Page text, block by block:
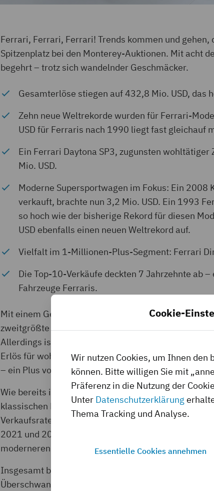
Ferrari, Ferrari, Ferrari! Trends kommen und
Spitzenplatz bei den Monterey-Auktionen. Mit acht
begehrt – trotz sich wandelnder Geschmäcker.
Gesamterlöse stiegen auf 432,8 Mio. USD,
Zehn neue Weltrekorde wurden für Ferrari-
USD für Ferraris nach 1990 liegt fast gleichauf
Ein Ferrari Daytona SP3, zugunsten
Mio. USD.
Moderne Supersportwagen im Fokus: Ein 2008
verkauft, brachte nun 3,2 Mio. USD. Ein 1993
so hoch wie der bisherige Rekord für diesen
USD ebenfalls einen neuen Weltrekord auf.
Vielfalt im 1-Millionen-Plus-Segment: Ferrari
Die Top-10-Verkäufe deckten 7 Jahrzehnte ab
Fahrzeuge Ferraris.
Mit einem Gesamtergebnis von 432,8 Mio. USD
zweitgrößte Monterey-Auktion aller Zeiten, nur
Allerdings ist zu beachten: Der Spitzenverkauf war
Erlös für wohltätige Zwecke bestimmt war. Ohne
– ein Plus von lediglich 4% gegenüber 2024.
Wie bereits in den letzten Jahren setzten moderne
klassischen Ferraris – den „Pablo Picassos“ der
Verkaufsrate klassischer Ferraris 2024 auf 51%
2021 und 2023), erholte sie sich 2025 auf 65%.
moderneren Modellen.
Insgesamt bewegt sich der Markt derzeit auf
Überschwang wie während des Pandemie-Booms.
Cookie-
Wir nutzen Cookies, um Ihnen den
können. Bitte willigen Sie mit
Präferenz in die Nutzung der
Unter Datenschutzerklärung
Thema Tracking und Analyse.
Essentielle Cookies annehmen